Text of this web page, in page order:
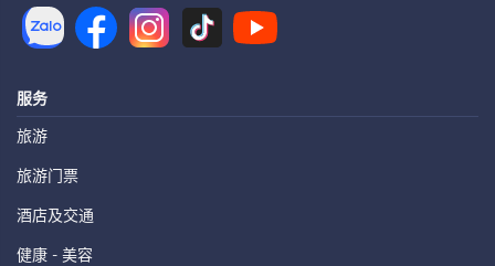
服务
旅游
旅游门票
酒店及交通
健康 - 美容